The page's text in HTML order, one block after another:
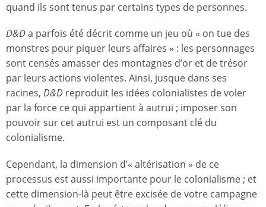
quand ils sont tenus par certains types de personnes.
D&Da parfois été décrit comme un jeu où « on tue des
monstres pour piquer leurs affaires » : les personnages
sont censés amasser des montagnes d’or et de trésor
par leurs actions violentes. Ainsi, jusque dans ses
racines, D&D reproduit les idées colonialistes de voler
par la force ce qui appartient à autrui ; imposer son
pouvoir sur cet autrui est un composant clé du
colonialisme.
Cependant, la dimension d’« altérisation » de ce
processus est aussi importante pour le colonialisme ; et
cette dimension-là peut être excisée de votre campagne